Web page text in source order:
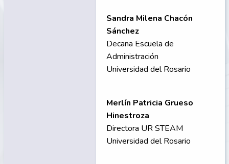
Sandra Milena Chacón
Sánchez
Decana Escuela de
Administración
Universidad del Rosario
Merlín Patricia Grueso
Hinestroza
Directora UR STEAM
Universidad del Rosario